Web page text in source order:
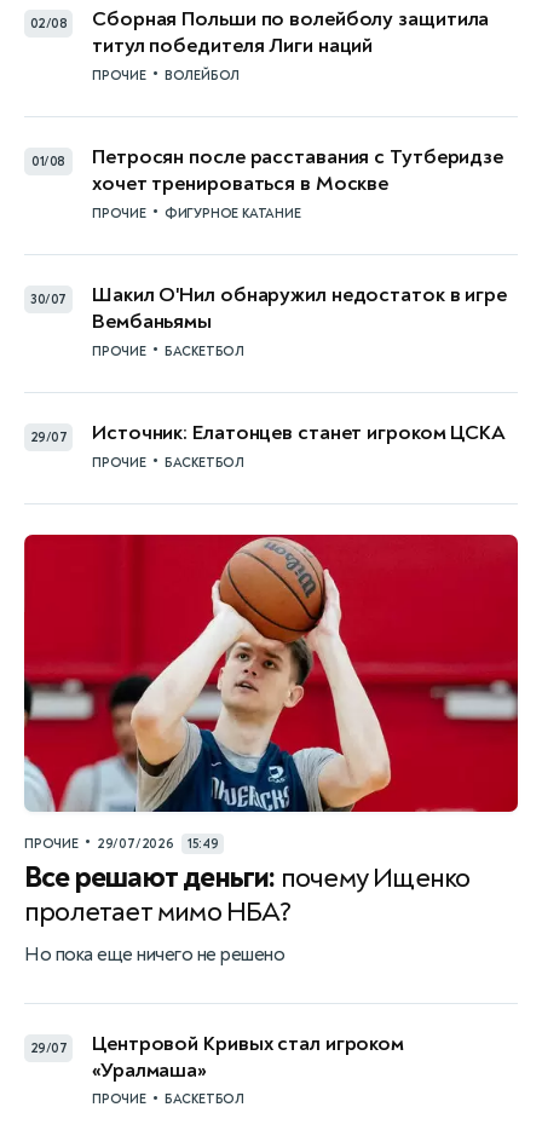
02/08
Сборная Польши по волейболу защитила
титул победителя Лиги наций
ПРОЧИЕ • ВОЛЕЙБОЛ
01/08
Петросян после расставания с Тутберидзе
хочет тренироваться в Москве
ПРОЧИЕ • ФИГУРНОЕ КАТАНИЕ
30/07
Шакил О'Нил обнаружил недостаток в игре
Вембаньямы
ПРОЧИЕ • БАСКЕТБОЛ
29/07 Источник: Елатонцев станет игроком ЦСКА
ПРОЧИЕ • БАСКЕТБОЛ
ПРОЧИЕ • 29/07/2026 15:49
Все решают деньги: почему Ищенко
пролетает мимо НБА?
Но пока еще ничего не решено
29/07
Центровой Кривых стал игроком
«Уралмаша»
ПРОЧИЕ • БАСКЕТБОЛ